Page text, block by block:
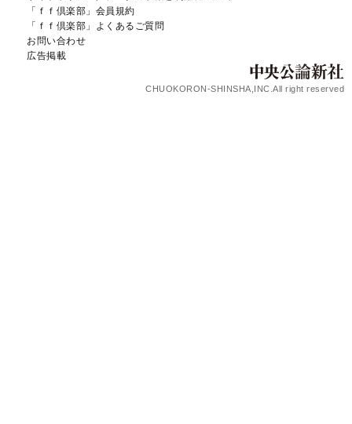
「ｆｆ倶楽部」会員規約
「ｆｆ倶楽部」よくあるご質問
お問い合わせ
広告掲載
CHUOKORON-SHINSHA,INC.All right reserved